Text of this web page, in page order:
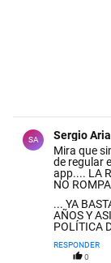
SA Sergio
Mira que
de regular
app.... LA
NO
... YA
AÑOS Y
POLÍTICA
RESPONDER
0